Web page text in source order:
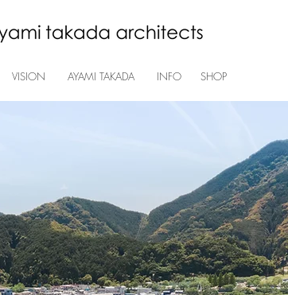
VISION AYAMI TAKADA INFO SHOP